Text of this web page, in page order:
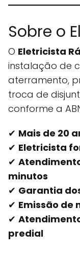
Sobre o
O Eletricista
instalação de
aterramento,
troca de
conforme a
✔ Mais de 20
✔ Eletricista
✔
minutos
✔ Garantia
✔ Emissão de
✔
predial